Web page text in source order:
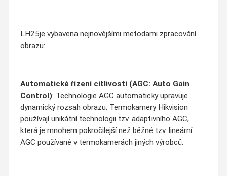
LH25je vybavena nejnovějšími metodami zpracování
obrazu:
Automatické řízení citlivosti (AGC: Auto Gain
Control): Technologie AGC automaticky upravuje
dynamický rozsah obrazu. Termokamery Hikvision
používají unikátní technologii tzv. adaptivního AGC,
která je mnohem pokročilejší než běžné tzv. lineární
AGC používané v termokamerách jiných výrobců.